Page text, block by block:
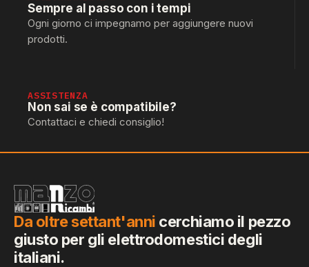
Sempre al passo con i tempi
Ogni giorno ci impegnamo per aggiungere nuovi
prodotti.
ASSISTENZA
Non sai se è compatibile?
Contattaci e chiedi consiglio!
Da oltre settant'anni cerchiamo il pezzo
giusto per gli elettrodomestici degli
italiani.